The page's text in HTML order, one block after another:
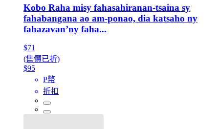
Kobo Raha misy fahasahiranan-tsaina sy
fahabangana ao am-ponao, dia katsaho ny
fahazavan’ny faha...
$71
(售價已折)
$95
P幣
折扣